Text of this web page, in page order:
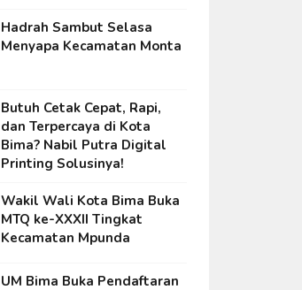
Hadrah Sambut Selasa
Menyapa Kecamatan Monta
Butuh Cetak Cepat, Rapi,
dan Terpercaya di Kota
Bima? Nabil Putra Digital
Printing Solusinya!
Wakil Wali Kota Bima Buka
MTQ ke-XXXII Tingkat
Kecamatan Mpunda
UM Bima Buka Pendaftaran